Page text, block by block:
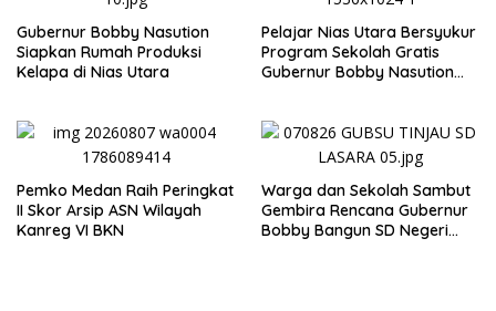
Gubernur Bobby Nasution
Siapkan Rumah Produksi
Kelapa di Nias Utara
Pelajar Nias Utara Bersyukur
Program Sekolah Gratis
Gubernur Bobby Nasution
Pemko Medan Raih Peringkat
II Skor Arsip ASN Wilayah
Kanreg VI BKN
Warga dan Sekolah Sambut
Gembira Rencana Gubernur
Bobby Bangun SD Negeri